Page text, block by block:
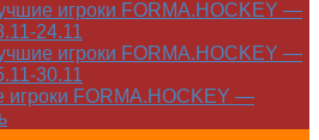
игроки FORMA.HOCKEY —
24.11
игроки FORMA.HOCKEY —
30.11
игроки FORMA.HOCKEY —